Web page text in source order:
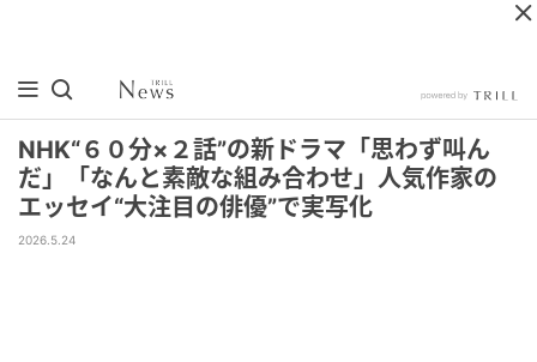
NHK“６０分×２話”の新ドラマ「思わず叫ん
だ」「なんと素敵な組み合わせ」人気作家の
エッセイ“大注目の俳優”で実写化
2026.5.24